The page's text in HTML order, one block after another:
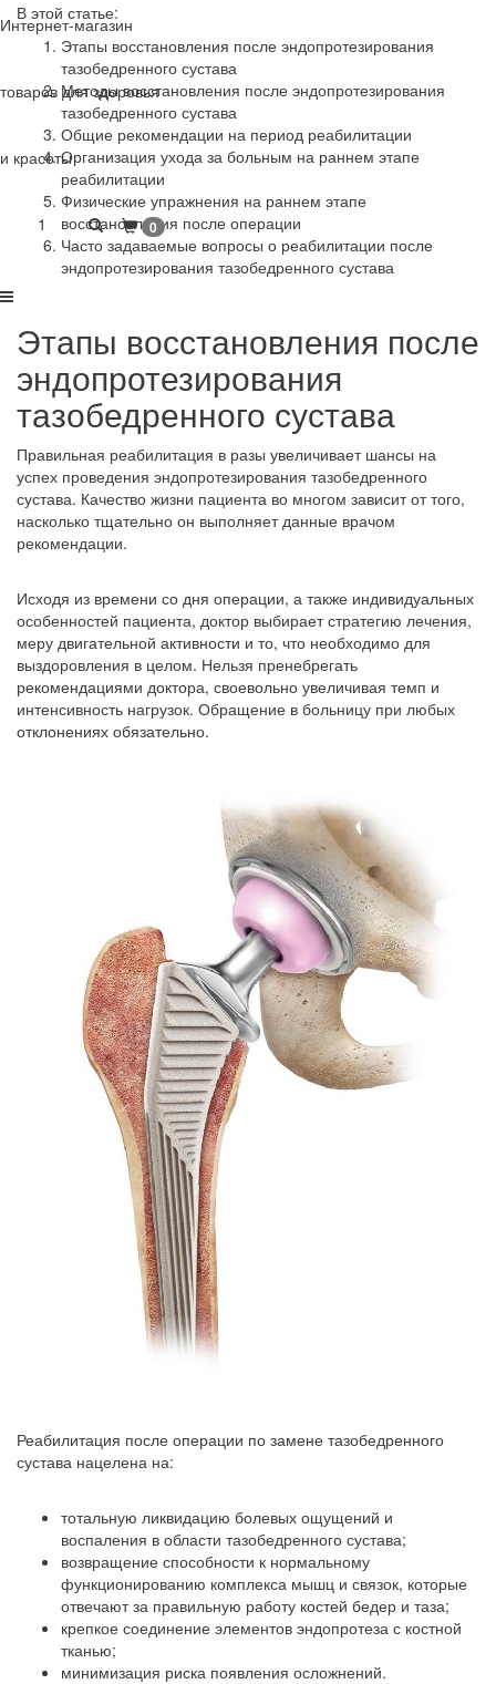
Интернет-магазин
товаров для здоровья
и красоты
1 0
В этой статье:
Этапы восстановления после эндопротезирования
тазобедренного сустава
Методы восстановления после эндопротезирования
тазобедренного сустава
Общие рекомендации на период реабилитации
Организация ухода за больным на раннем этапе
реабилитации
Физические упражнения на раннем этапе
восстановления после операции
Часто задаваемые вопросы о реабилитации после
эндопротезирования тазобедренного сустава
Этапы восстановления после
эндопротезирования
тазобедренного сустава
Правильная реабилитация в разы увеличивает шансы на
успех проведения эндопротезирования тазобедренного
сустава. Качество жизни пациента во многом зависит от того,
насколько тщательно он выполняет данные врачом
рекомендации.
Исходя из времени со дня операции, а также индивидуальных
особенностей пациента, доктор выбирает стратегию лечения,
меру двигательной активности и то, что необходимо для
выздоровления в целом. Нельзя пренебрегать
рекомендациями доктора, своевольно увеличивая темп и
интенсивность нагрузок. Обращение в больницу при любых
отклонениях обязательно.
Реабилитация после операции по замене тазобедренного
сустава нацелена на:
тотальную ликвидацию болевых ощущений и
воспаления в области тазобедренного сустава;
возвращение способности к нормальному
функционированию комплекса мышц и связок, которые
отвечают за правильную работу костей бедер и таза;
крепкое соединение элементов эндопротеза с костной
тканью;
минимизация риска появления осложнений.